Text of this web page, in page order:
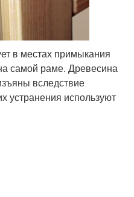
в местах примыкания
самой раме. Древесина
вследствие
устранения используют